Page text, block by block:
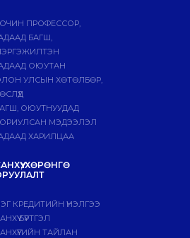
ПРОФЕССОР,
БАГШ,
ОЮУТАН
УЛСЫН ХӨТӨЛБӨР,
ОЮУТНУУДАД
МЭДЭЭЛЭЛ
ХАРИЛЦАА
ХӨРӨНГӨ
КРЕДИТИЙН ҮНЭЛГЭЭ
БҮРТГЭЛ
ТАЙЛАН